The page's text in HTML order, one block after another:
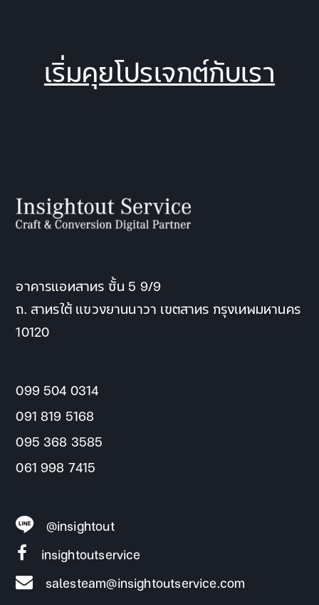
เริ่มคุยโปรเจกต์กับเรา
อาคารแอทสาทร ชั้น 5 9/9
ถ. สาทรใต้ แขวงยานนาวา เขตสาทร กรุงเทพมหานคร
10120
099 504 0314
091 819 5168
095 368 3585
061 998 7415
@insightout
insightoutservice
salesteam@insightoutservice.com